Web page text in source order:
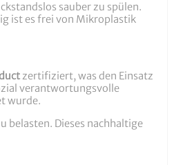
sauber zu spülen.
ist es frei von Mikroplastik
zertifiziert, was den Einsatz
verantwortungsvolle
wurde.
belasten. Dieses nachhaltige